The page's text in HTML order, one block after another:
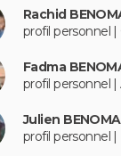
Rachid
profil personnel |
Fadma
profil personnel |
Julien
profil personnel